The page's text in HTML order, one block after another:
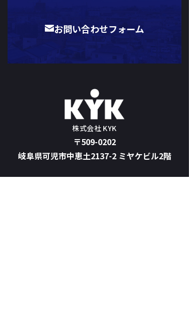
お問い合わせフォーム
株式会社 KYK
〒509-0202
岐阜県可児市中恵土2137-2 ミヤケビル2階